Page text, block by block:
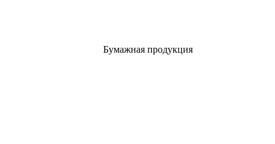
Бумажная продукция